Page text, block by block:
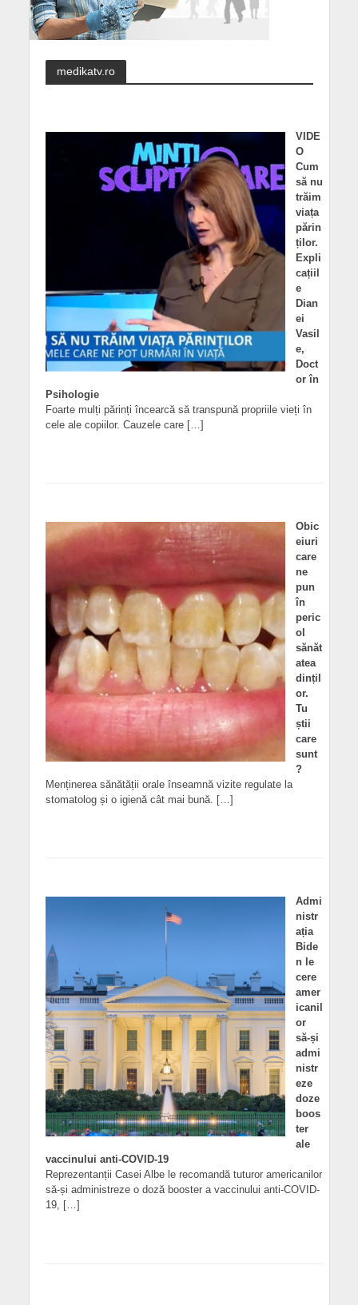
medikatv.ro
VIDE
O
Cum
să nu
trăim
viața
părin
ților.
Expli
cațiil
e
Dian
ei
Vasil
e,
Doct
or în
Psihologie
Foarte mulți părinți încearcă să transpună propriile vieți în
cele ale copiilor. Cauzele care […]
Obic
eiuri
care
ne
pun
în
peric
ol
sănăt
atea
dințil
or.
Tu
știi
care
sunt
?
Menținerea sănătății orale înseamnă vizite regulate la
stomatolog și o igienă cât mai bună. […]
Admi
nistr
ația
Bide
n le
cere
amer
icanil
or
să-și
admi
nistr
eze
doze
boos
ter
ale
vaccinului anti-COVID-19
Reprezentanții Casei Albe le recomandă tuturor americanilor
să-și administreze o doză booster a vaccinului anti-COVID-
19, […]